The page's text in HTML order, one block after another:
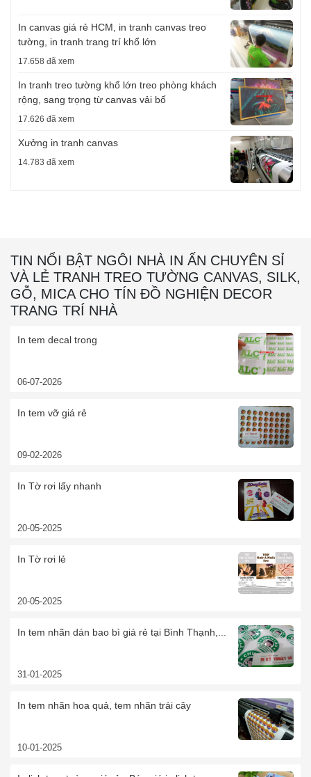
In canvas giá rẻ HCM, in tranh canvas treo
tường, in tranh trang trí khổ lớn
17.658 đã xem
In tranh treo tường khổ lớn treo phòng khách
rộng, sang trọng từ canvas vải bố
17.626 đã xem
Xưởng in tranh canvas
14.783 đã xem
TIN NỔI BẬT NGÔI NHÀ IN ẤN CHUYÊN SỈ
VÀ LẺ TRANH TREO TƯỜNG CANVAS, SILK,
GỖ, MICA CHO TÍN ĐỒ NGHIỆN DECOR
TRANG TRÍ NHÀ
In tem decal trong
06-07-2026
In tem vỡ giá rẻ
09-02-2026
In Tờ rơi lấy nhanh
20-05-2025
In Tờ rơi lẻ
20-05-2025
In tem nhãn dán bao bì giá rẻ tại Bình Thạnh,...
31-01-2025
In tem nhãn hoa quả, tem nhãn trái cây
10-01-2025